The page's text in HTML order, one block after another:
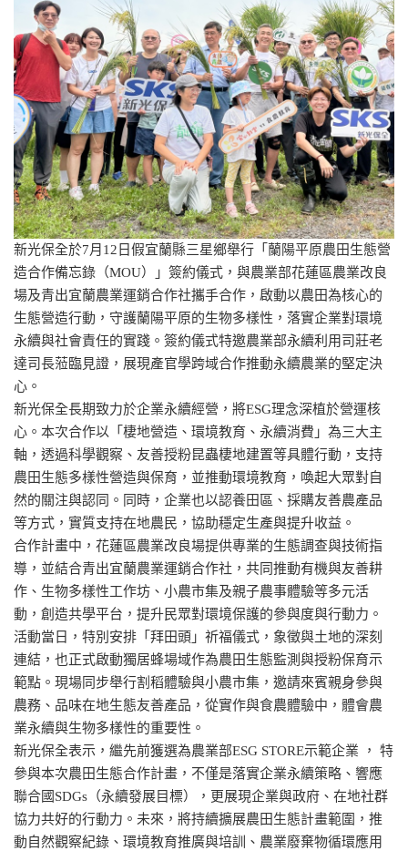
新光保全於7月12日假宜蘭縣三星鄉舉行「蘭陽平原農田生態營
造合作備忘錄（MOU）」簽約儀式，與農業部花蓮區農業改良
場及青出宜蘭農業運銷合作社攜手合作，啟動以農田為核心的
生態營造行動，守護蘭陽平原的生物多樣性，落實企業對環境
永續與社會責任的實踐。簽約儀式特邀農業部永續利用司莊老
達司長蒞臨見證，展現產官學跨域合作推動永續農業的堅定決
心。
新光保全長期致力於企業永續經營，將ESG理念深植於營運核
心。本次合作以「棲地營造、環境教育、永續消費」為三大主
軸，透過科學觀察、友善授粉昆蟲棲地建置等具體行動，支持
農田生態多樣性營造與保育，並推動環境教育，喚起大眾對自
然的關注與認同。同時，企業也以認養田區、採購友善農產品
等方式，實質支持在地農民，協助穩定生產與提升收益。
合作計畫中，花蓮區農業改良場提供專業的生態調查與技術指
導，並結合青出宜蘭農業運銷合作社，共同推動有機與友善耕
作、生物多樣性工作坊、小農市集及親子農事體驗等多元活
動，創造共學平台，提升民眾對環境保護的參與度與行動力。
活動當日，特別安排「拜田頭」祈福儀式，象徵與土地的深刻
連結，也正式啟動獨居蜂場域作為農田生態監測與授粉保育示
範點。現場同步舉行割稻體驗與小農市集，邀請來賓親身參與
農務、品味在地生態友善產品，從實作與食農體驗中，體會農
業永續與生物多樣性的重要性。
新光保全表示，繼先前獲選為農業部ESG STORE示範企業 ， 特
參與本次農田生態合作計畫，不僅是落實企業永續策略、響應
聯合國SDGs（永續發展目標），更展現企業與政府、在地社群
協力共好的行動力。未來，將持續擴展農田生態計畫範圍，推
動自然觀察紀錄、環境教育推廣與培訓、農業廢棄物循環應用